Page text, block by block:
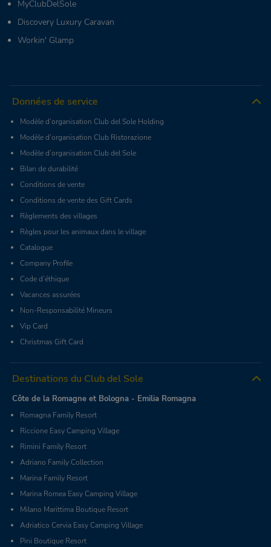
MyClubDelSole
Discovery Luxury Caravan
Workin' Glamp
Données de service
Modèle d’organisation Club del Sole Holding
Modèle d’organisation Club Ristorazione
Modèle d’organisation Club del Sole
Bilan de durabilité
Conditions de vente
Conditions de vente des Gift Cards
Règlements des villages
Règles pour les animaux dans le village
Catalogue
Company Profile
Code d’éthique
Vacances assurées
Non-Responsabilité Mineurs
Vip Card
Christmas Gift Card
Destinations du Club del Sole
Côte de la Romagne et Bologna - Emilia Romagna
Romagna Family Resort
Riccione Easy Camping Village
Rimini Family Resort
Adriano Family Collection
Marina Family Resort
Marina Romea Easy Camping Village
Milano Marittima Boutique Resort
Adriatico Cervia Easy Camping Village
Pini Boutique Resort